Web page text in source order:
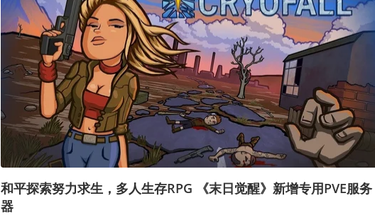
和平探索努力求生，多人生存RPG 《末日觉醒》新增专用PVE服务
器